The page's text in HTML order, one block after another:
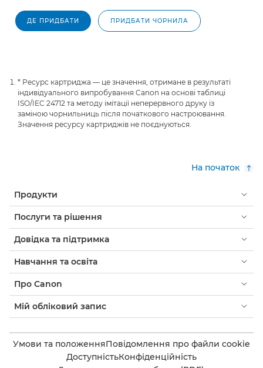
ДЕ ПРИДБАТИ ПРИДБАТИ ЧОРНИЛА
* Ресурс картриджа — це значення, отримане в результаті
індивідуального випробування Canon на основі таблиці
ISO/IEC 24712 та методу імітації неперервного друку із
заміною чорнильниць після початкового настроювання.
Значення ресурсу картриджів не поєднуються.
На початок
Продукти
Послуги та рішення
Довідка та підтримка
Навчання та освіта
Про Canon
Мій обліковий запис
Умови та положенняПовідомлення про файли cookie
ДоступністьКонфіденційність